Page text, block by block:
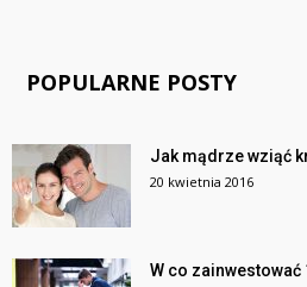
POPULARNE POSTY
Jak mądrze wziąć
20 kwietnia 2016
W co zainwestować